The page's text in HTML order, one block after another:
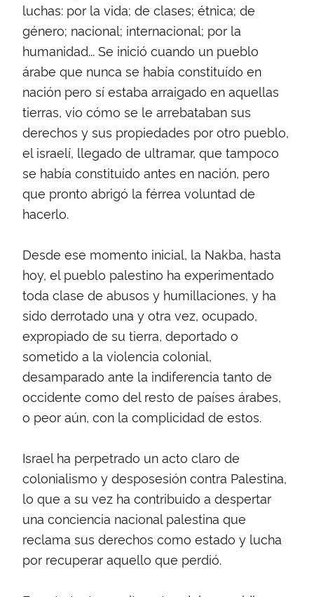
luchas: por la vida; de clases; étnica; de
género; nacional; internacional; por la
humanidad... Se inició cuando un pueblo
árabe que nunca se había constituído en
nación pero sí estaba arraigado en aquellas
tierras, vio cómo se le arrebataban sus
derechos y sus propiedades por otro pueblo,
el israelí, llegado de ultramar, que tampoco
se había constituido antes en nación, pero
que pronto abrigó la férrea voluntad de
hacerlo.
Desde ese momento inicial, la Nakba, hasta
hoy, el pueblo palestino ha experimentado
toda clase de abusos y humillaciones, y ha
sido derrotado una y otra vez, ocupado,
expropiado de su tierra, deportado o
sometido a la violencia colonial,
desamparado ante la indiferencia tanto de
occidente como del resto de países árabes,
o peor aún, con la complicidad de estos.
Israel ha perpetrado un acto claro de
colonialismo y desposesión contra Palestina,
lo que a su vez ha contribuido a despertar
una conciencia nacional palestina que
reclama sus derechos como estado y lucha
por recuperar aquello que perdió.